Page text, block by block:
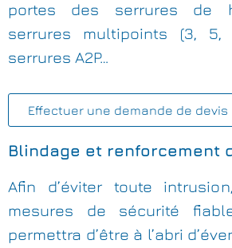
portes des serrures de
serrures multipoints (3, 5,
serrures A2P…
Effectuer une demande de devis
Blindage et renforcement
Afin d’éviter toute
mesures de sécurité
permettra d’être à l’abri